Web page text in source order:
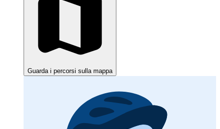
Guarda i percorsi sulla mappa